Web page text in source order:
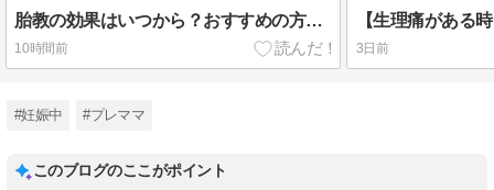
胎教の効果はいつから？おすすめの方法と音楽を専門家が徹底解説！
10時間前 3日前
#妊娠中 #プレママ
このブログのここがポイント